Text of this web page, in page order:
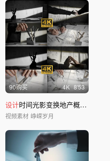
绘图
90购买 4K 8'53
设计时间光影变换地产概念意境唯美
视频素材 峥嵘岁月